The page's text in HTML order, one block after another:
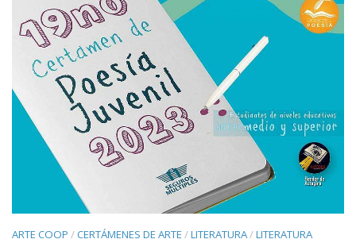
ARTE COOP /CERTÁMENES DE ARTE /LITERATURA /LITERATURA